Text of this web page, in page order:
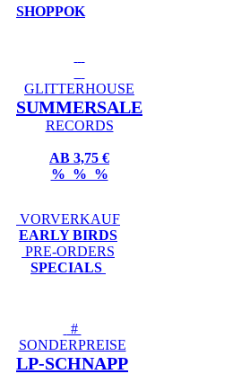
SHOPPOK
GLITTERHOUSE
SUMMERSALE
RECORDS
AB 3,75 €
% % %
VORVERKAUF
EARLY BIRDS
PRE-ORDERS
SPECIALS
#
SONDERPREISE
LP-SCHNAPP